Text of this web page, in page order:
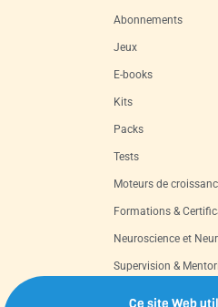
Abonnements
Jeux
E-books
Kits
Packs
Tests
Moteurs de
Formations &
Neuroscience et
Supervision &